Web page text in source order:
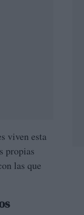
viven esta
propias
las que